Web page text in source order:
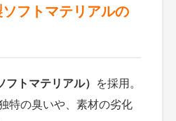
ソフトマテリアルの
フトマテリアル） を採用。
特の臭いや、素材の劣化